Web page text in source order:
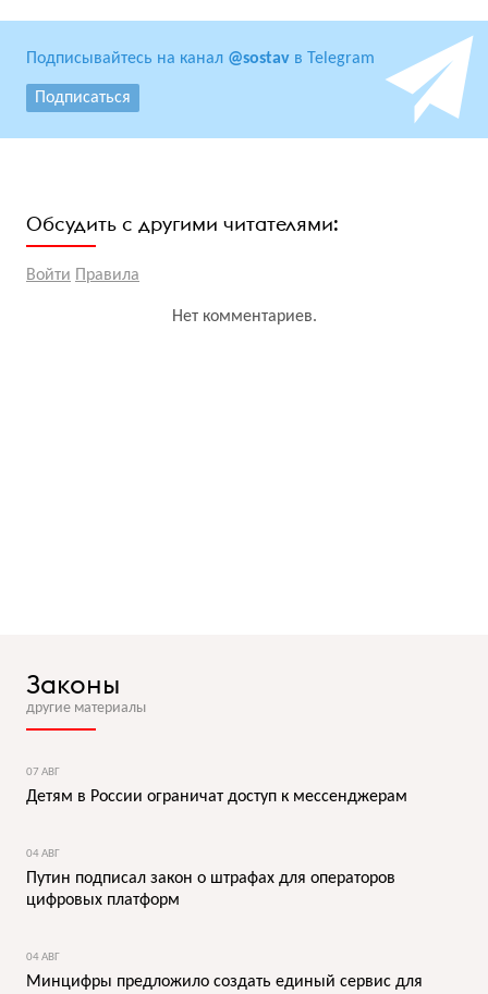
Подписывайтесь на канал @sostav в Telegram
Подписаться
Обсудить с другими читателями:
Войти Правила
Нет комментариев.
Законы
другие материалы
07 АВГ
Детям в России ограничат доступ к мессенджерам
04 АВГ
Путин подписал закон о штрафах для операторов
цифровых платформ
04 АВГ
Минцифры предложило создать единый сервис для